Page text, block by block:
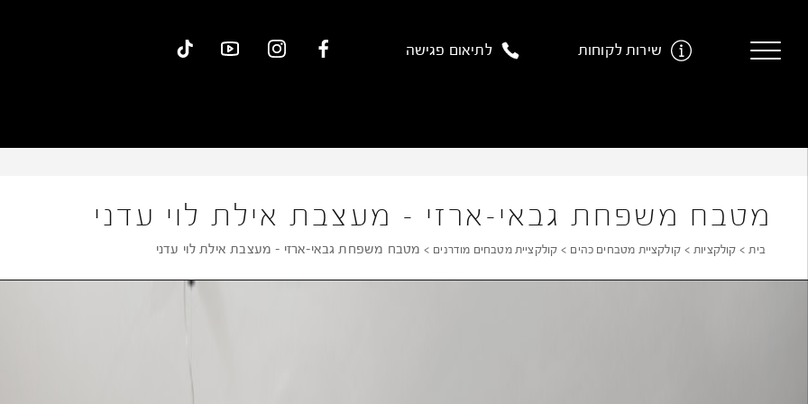
שירות לקוחות לתיאום פגישה
מטבח משפחת גבאי-ארזי – מעצבת אילת לוי עדני
בית קולקציות קולקציית מטבחים כהים קולקציית מטבחים מודרנים מטבח משפחת גבאי-ארזי – מעצבת אילת לוי עדני